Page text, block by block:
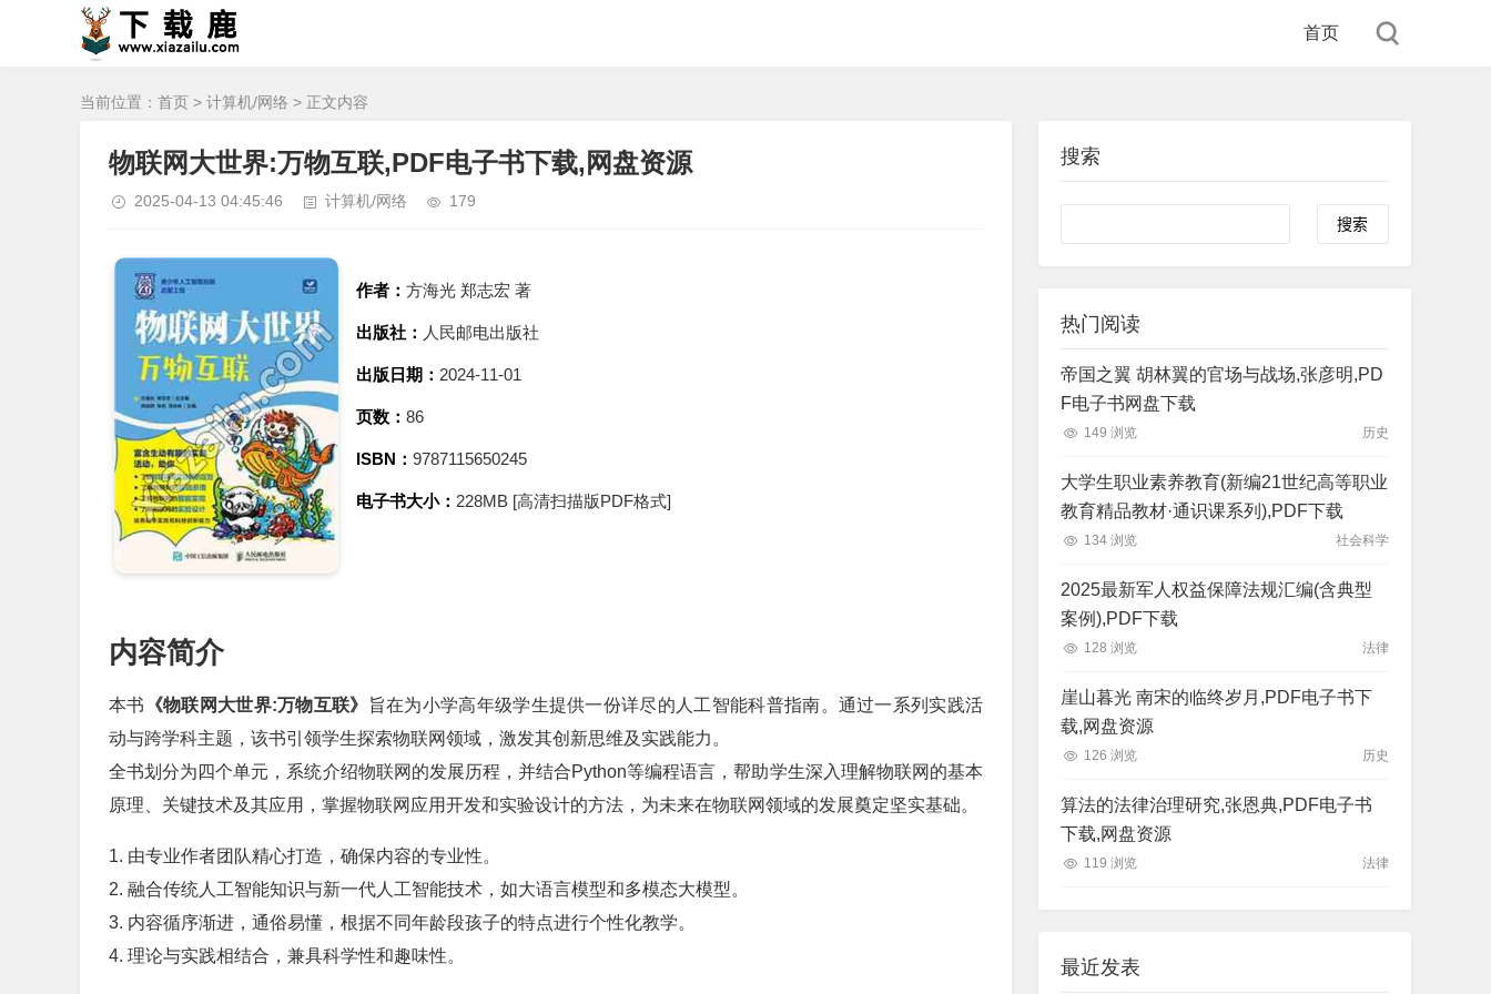
首页
当前位置： 首页 > 计算机/网络 > 正文内容
物联网大世界:万物互联,PDF电子书下载,网盘资源
2025-04-13 04:45:46 计算机/网络 179
作者：方海光 郑志宏 著
出版社： 人民邮电出版社
出版日期： 2024-11-01
页数：86
ISBN：9787115650245
电子书大小： 228MB [高清扫描版PDF格式]
内容简介
本书 《物联网大世界:万物互联》
旨在为小学高年级学生提供一份详尽的人工智能科普指南。通过一系列实践活
动与跨学科主题，该书引领学生探索物联网领域，激发其创新思维及实践能力。
全书划分为四个单元，系统介绍物联网的发展历程，并结合Python等编程语言，帮助学生深入理解物联网的基本
原理、关键技术及其应用，掌握物联网应用开发和实验设计的方法，为未来在物联网领域的发展奠定坚实基础。
1. 由专业作者团队精心打造，确保内容的专业性。
2. 融合传统人工智能知识与新一代人工智能技术，如大语言模型和多模态大模型。
3. 内容循序渐进，通俗易懂，根据不同年龄段孩子的特点进行个性化教学。
4. 理论与实践相结合，兼具科学性和趣味性。
搜索
Search
热门阅读
帝国之翼 胡林翼的官场与战场,张彦明,PD
F电子书网盘下载
149 浏览 历史
大学生职业素养教育(新编21世纪高等职业
教育精品教材·通识课系列),PDF下载
134 浏览 社会科学
2025最新军人权益保障法规汇编(含典型
案例),PDF下载
128 浏览 法律
崖山暮光 南宋的临终岁月,PDF电子书下
载,网盘资源
126 浏览 历史
算法的法律治理研究,张恩典,PDF电子书
下载,网盘资源
119 浏览 法律
最近发表